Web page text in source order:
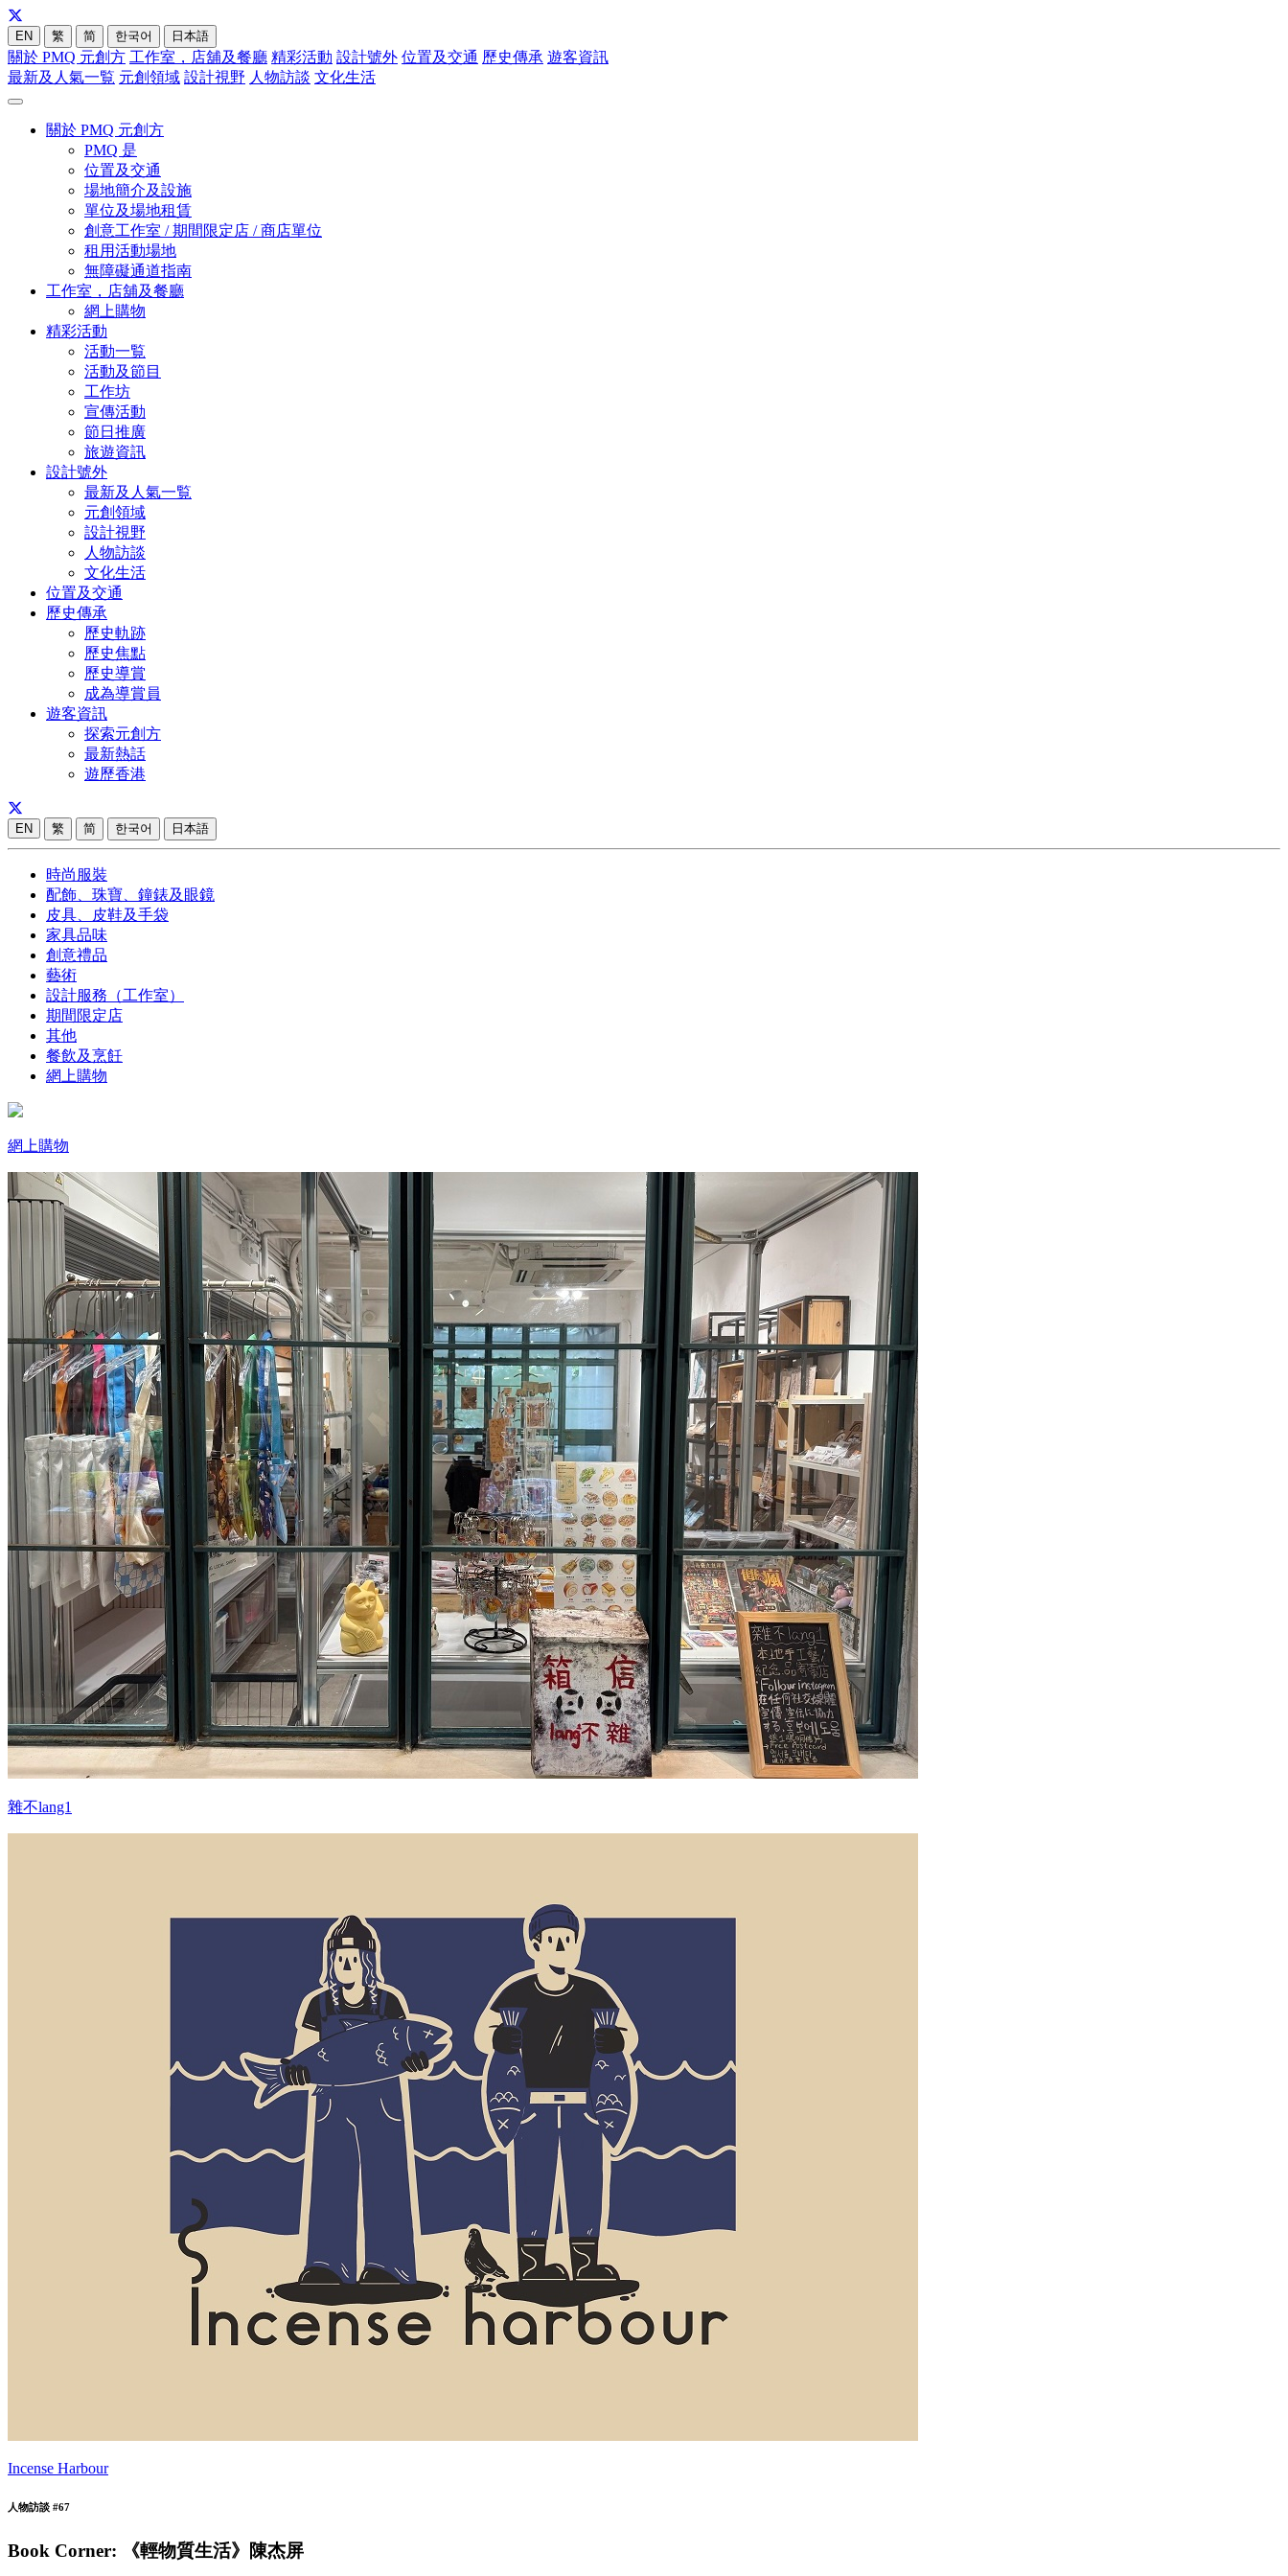
EN 繁 简 한국어 日本語
關於 PMQ 元創方 工作室，店舖及餐廳 精彩活動 設計號外 位置及交通 歷史傳承 遊客資訊
最新及人氣一覧 元創領域 設計視野 人物訪談 文化生活
關於 PMQ 元創方
PMQ 是
位置及交通
場地簡介及設施
單位及場地租賃
創意工作室 / 期間限定店 / 商店單位
租用活動場地
無障礙通道指南
工作室，店舖及餐廳
網上購物
精彩活動
活動一覧
活動及節目
工作坊
宣傳活動
節日推廣
旅遊資訊
設計號外
最新及人氣一覧
元創領域
設計視野
人物訪談
文化生活
位置及交通
歷史傳承
歷史軌跡
歷史焦點
歷史導賞
成為導賞員
遊客資訊
探索元創方
最新熱話
遊歷香港
EN 繁 简 한국어 日本語
時尚服裝
配飾、珠寶、鐘錶及眼鏡
皮具、皮鞋及手袋
家具品味
創意禮品
藝術
設計服務（工作室）
期間限定店
其他
餐飲及烹飪
網上購物
網上購物
雜不lang1
Incense Harbour
人物訪談 #67
Book Corner: 《輕物質生活》陳杰屏